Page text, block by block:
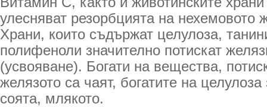
улесняват резорбцията на нехемовото
Храни, които съдържат целулоза,
полифеноли значително потискат
(усвояване). Богати на вещества,
желязото са чаят, богатите на
соята, млякото.